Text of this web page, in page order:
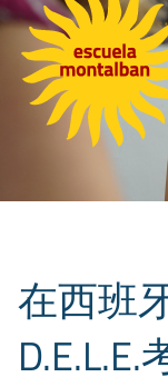
在西班
D.E.L.E.